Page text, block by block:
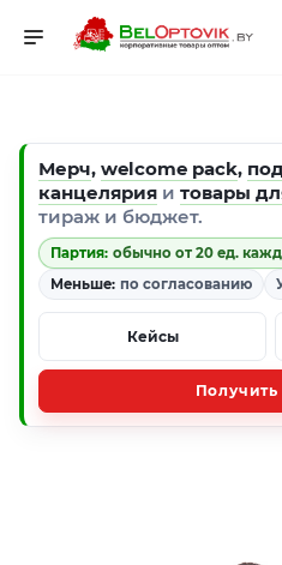
Мерч, welcome pack,
канцелярия и товары
тираж и бюджет.
Партия: обычно от 20 ед.
Меньше: по согласованию
Кейсы